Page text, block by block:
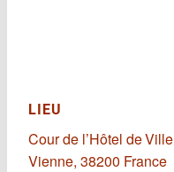
LIEU
Cour de l’Hôtel de Ville
Vienne, 38200 France